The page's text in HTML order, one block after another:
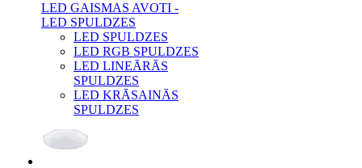
LED GAISMAS AVOTI -
LED SPULDZES
LED SPULDZES
LED RGB SPULDZES
LED LINEĀRĀS
SPULDZES
LED KRĀSAINĀS
SPULDZES